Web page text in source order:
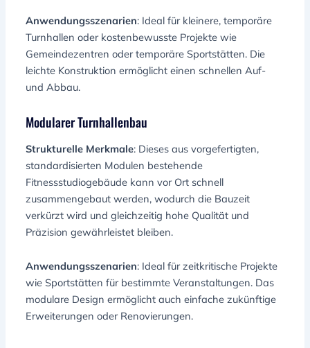
Anwendungsszenarien: Ideal für kleinere, temporäre
Turnhallen oder kostenbewusste Projekte wie
Gemeindezentren oder temporäre Sportstätten. Die
leichte Konstruktion ermöglicht einen schnellen Auf-
und Abbau.
Modularer Turnhallenbau
Strukturelle Merkmale: Dieses aus vorgefertigten,
standardisierten Modulen bestehende
Fitnessstudiogebäude kann vor Ort schnell
zusammengebaut werden, wodurch die Bauzeit
verkürzt wird und gleichzeitig hohe Qualität und
Präzision gewährleistet bleiben.
Anwendungsszenarien: Ideal für zeitkritische Projekte
wie Sportstätten für bestimmte Veranstaltungen. Das
modulare Design ermöglicht auch einfache zukünftige
Erweiterungen oder Renovierungen.